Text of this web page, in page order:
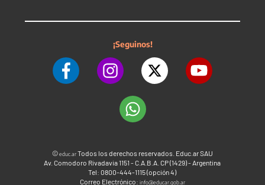
¡Seguinos!
©educ.arTodos los derechos reservados. Educ.ar SAU
Av. Comodoro Rivadavia 1151 - C.A.B.A. CP (1429) - Argentina
Tel: 0800-444-1115 (opción 4)
Correo Electrónico: info@educar.gob.ar